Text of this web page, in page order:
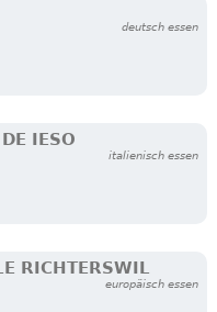
deutsch essen
IESO
italienisch essen
RICHTERSWIL
europäisch essen